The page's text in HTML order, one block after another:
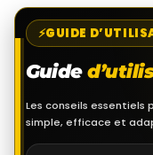
GUIDE
Guide
Les conseils
simple, efficace et